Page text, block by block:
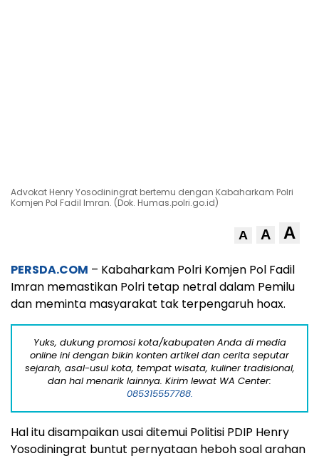
Advokat Henry Yosodiningrat bertemu dengan Kabaharkam Polri
Komjen Pol Fadil Imran. (Dok. Humas.polri.go.id)
A A A
PERSDA.COM – Kabaharkam Polri Komjen Pol Fadil
Imran memastikan Polri tetap netral dalam Pemilu
dan meminta masyarakat tak terpengaruh hoax.
Yuks, dukung promosi kota/kabupaten Anda di media
online ini dengan bikin konten artikel dan cerita seputar
sejarah, asal-usul kota, tempat wisata, kuliner tradisional,
dan hal menarik lainnya. Kirim lewat WA Center:
085315557788.
Hal itu disampaikan usai ditemui Politisi PDIP Henry
Yosodiningrat buntut pernyataan heboh soal arahan